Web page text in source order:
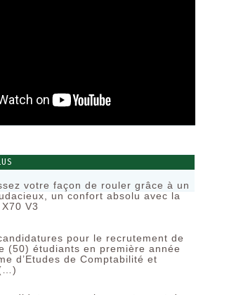
votre façon de rouler grâce à un
un confort absolu avec la
V3
pour le recrutement de
(50) étudiants en première année
d’Etudes de Comptabilité et